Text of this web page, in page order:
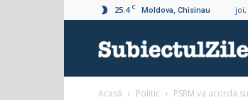
25.4 C Moldova, Chisinau joi,
Acasă Politic PSRM va acorda